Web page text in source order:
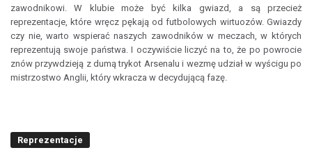
zawodnikowi. W klubie może być kilka gwiazd, a są przecież
reprezentacje, które wręcz pękają od futbolowych wirtuozów. Gwiazdy
czy nie, warto wspierać naszych zawodników w meczach, w których
reprezentują swoje państwa. I oczywiście liczyć na to, że po powrocie
znów przywdzieją z dumą trykot Arsenalu i wezmę udział w wyścigu po
mistrzostwo Anglii, który wkracza w decydującą fazę.
Reprezentacje